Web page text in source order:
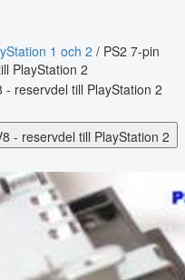
1 och 2 / PS2 7-pin
PlayStation 2